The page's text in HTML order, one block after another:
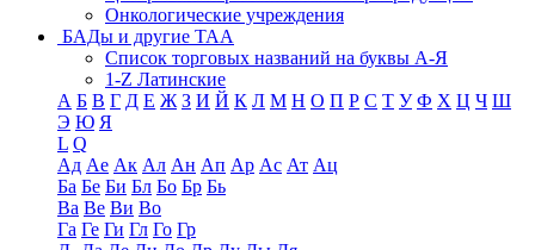
Онкологические учреждения
БАДы и другие ТАА
Список торговых названий на буквы А-Я
1-Z Латинские
А Б В Г Д Е Ж З И Й К Л М Н О П Р С Т У Ф Х Ц Ч Ш
Э Ю Я
L Q
Ад Ае Ак Ал Ан Ап Ар Ас Ат Ац
Ба Бе Би Бл Бо Бр Бь
Ва Ве Ви Во
Га Ге Ги Гл Го Гр